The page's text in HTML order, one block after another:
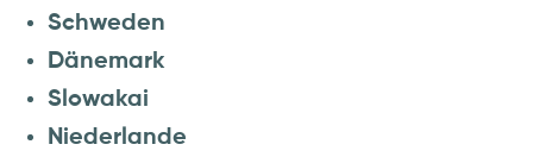
Schweden
Dänemark
Slowakai
Niederlande